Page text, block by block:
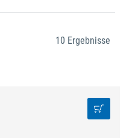
10 Ergebnisse